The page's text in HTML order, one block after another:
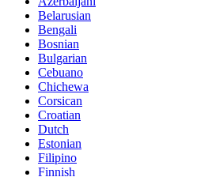
Belarusian
Bengali
Bosnian
Bulgarian
Cebuano
Chichewa
Corsican
Croatian
Dutch
Estonian
Filipino
Finnish